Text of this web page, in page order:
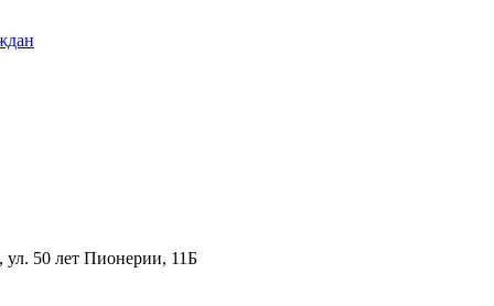
50 лет Пионерии, 11Б